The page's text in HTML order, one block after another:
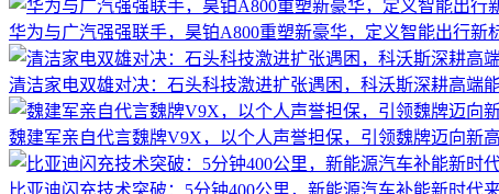
华为与广汽强强联手，昊铂A800重塑新豪华，定义智能出行新
清洁家电双雄对决：石头科技激进扩张遇困，科沃斯深耕高端能
魏建军亲自代言魏牌V9X，以个人声誉担保，引领魏牌迈向新
比亚迪闪充技术突破：5分钟400公里，新能源汽车补能新时代